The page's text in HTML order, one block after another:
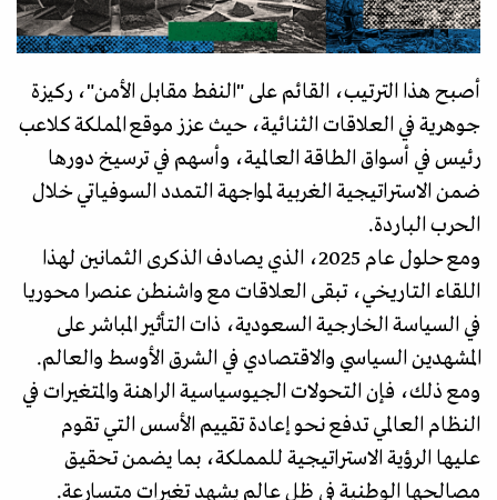
أصبح هذا الترتيب، القائم على "النفط مقابل الأمن"، ركيزة
جوهرية في العلاقات الثنائية، حيث عزز موقع المملكة كلاعب
رئيس في أسواق الطاقة العالمية، وأسهم في ترسيخ دورها
ضمن الاستراتيجية الغربية لمواجهة التمدد السوفياتي خلال
الحرب الباردة.
ومع حلول عام 2025، الذي يصادف الذكرى الثمانين لهذا
اللقاء التاريخي، تبقى العلاقات مع واشنطن عنصرا محوريا
في السياسة الخارجية السعودية، ذات التأثير المباشر على
المشهدين السياسي والاقتصادي في الشرق الأوسط والعالم.
ومع ذلك، فإن التحولات الجيوسياسية الراهنة والمتغيرات في
النظام العالمي تدفع نحو إعادة تقييم الأسس التي تقوم
عليها الرؤية الاستراتيجية للمملكة، بما يضمن تحقيق
مصالحها الوطنية في ظل عالم يشهد تغيرات متسارعة.